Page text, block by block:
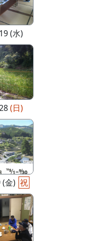
(水)
(日)
(金) 祝